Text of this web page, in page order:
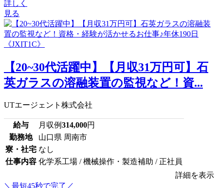
詳しく
見る
【20~30代活躍中】【月収31万円可】石
英ガラスの溶融装置の監視など！資...
UTエージェント株式会社
給与 月収例314,000円
勤務地
山口県 周南市
寮・社宅 なし
仕事内容 化学系工場 / 機械操作・製造補助 / 正社員
詳細を表示
＼最短45秒で完了／